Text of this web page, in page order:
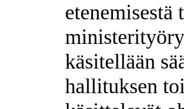
käsitellään
hallituksen